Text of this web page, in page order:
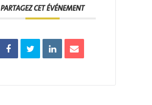
PARTAGEZ CET ÉVÉNEMENT